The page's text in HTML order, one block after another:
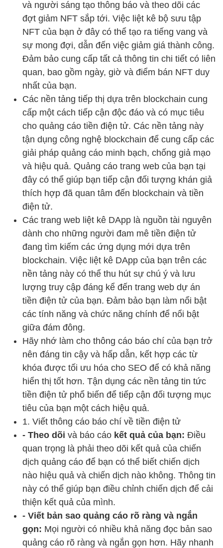
và người sáng tạo thông báo và theo dõi các
đợt giảm NFT sắp tới. Việc liệt kê bộ sưu tập
NFT của bạn ở đây có thể tạo ra tiếng vang và
sự mong đợi, dẫn đến việc giảm giá thành công.
Đảm bảo cung cấp tất cả thông tin chi tiết có liên
quan, bao gồm ngày, giờ và điểm bán NFT duy
nhất của bạn.
Các nền tảng tiếp thị dựa trên blockchain cung
cấp một cách tiếp cận độc đáo và có mục tiêu
cho quảng cáo tiền điện tử. Các nền tảng này
tận dụng công nghệ blockchain để cung cấp các
giải pháp quảng cáo minh bạch, chống giả mạo
và hiệu quả. Quảng cáo trang web của bạn tại
đây có thể giúp bạn tiếp cận đối tượng khán giả
thích hợp đã quan tâm đến blockchain và tiền
điện tử.
Các trang web liệt kê DApp là nguồn tài nguyên
dành cho những người đam mê tiền điện tử
đang tìm kiếm các ứng dụng mới dựa trên
blockchain. Việc liệt kê DApp của bạn trên các
nền tảng này có thể thu hút sự chú ý và lưu
lượng truy cập đáng kể đến trang web dự án
tiền điện tử của bạn. Đảm bảo bạn làm nổi bật
các tính năng và chức năng chính để nổi bật
giữa đám đông.
Hãy nhớ làm cho thông cáo báo chí của bạn trở
nên đáng tin cậy và hấp dẫn, kết hợp các từ
khóa được tối ưu hóa cho SEO để có khả năng
hiển thị tốt hơn. Tận dụng các nền tảng tin tức
tiền điện tử phổ biến để tiếp cận đối tượng mục
tiêu của bạn một cách hiệu quả.
1. Viết thông cáo báo chí về tiền điện tử
- Theo dõi và báo cáo kết quả của bạn: Điều
quan trọng là phải theo dõi kết quả của chiến
dịch quảng cáo để bạn có thể biết chiến dịch
nào hiệu quả và chiến dịch nào không. Thông tin
này có thể giúp bạn điều chỉnh chiến dịch để cải
thiện kết quả của mình.
- Viết bản sao quảng cáo rõ ràng và ngắn
gọn: Mọi người có nhiều khả năng đọc bản sao
quảng cáo rõ ràng và ngắn gọn hơn. Hãy nhanh